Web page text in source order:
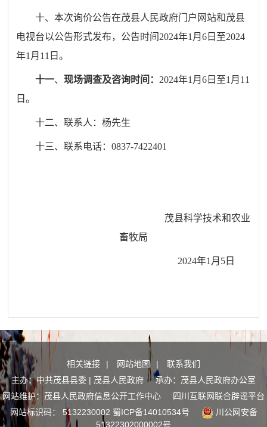
十、本次询价公告在茂县人民政府门户网站和茂县
电视台以公告形式发布，公告时间2024年1月6日至2024
年1月11日。
十一、现场调查及咨询时间： 2024年1月6日至1月11
日。
十二、联系人：杨先生
十三、联系电话：0837-7422401
茂县科学技术和农业
畜牧局
2024年1月5日
相关链接 | 网站地图 |
联系我们
主办：中共茂县县委 | 茂县人民政府 承办：茂县人民政府办公室
网站维护：茂县人民政府信息公开工作中心
四川互联网联合辟谣平台
网站标识码： 5132230002 蜀ICP备14010534号
川公网安备
51322302000002号